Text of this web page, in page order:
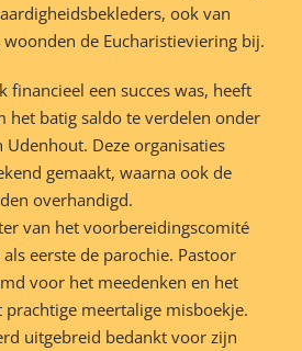
ook van
de Eucharistieviering bij.
financieel een succes was, heeft
het batig saldo te verdelen onder
Udenhout. Deze organisaties
gemaakt, waarna ook de
overhandigd.
van het voorbereidingscomité
eerste de parochie. Pastoor
voor het meedenken en het
meertalige misboekje.
uitgebreid bedankt voor zijn